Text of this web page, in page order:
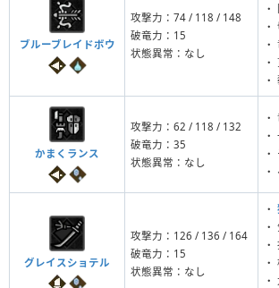
ブルーブレイドボウ
攻撃力：74 / 118 / 148
破竜力：15
状態異常：なし
・
・
かまくランス
攻撃力：62 / 118 / 132
破竜力：35
状態異常：なし
グレイスショテル
攻撃力：126 / 136 / 164
破竜力：15
状態異常：なし
・
・